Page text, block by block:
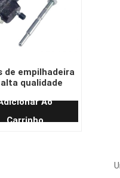
de empilhadeira
qualidade
de freio
Ao
Carrinho